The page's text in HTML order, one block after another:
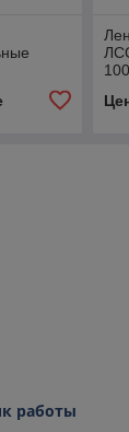
работы